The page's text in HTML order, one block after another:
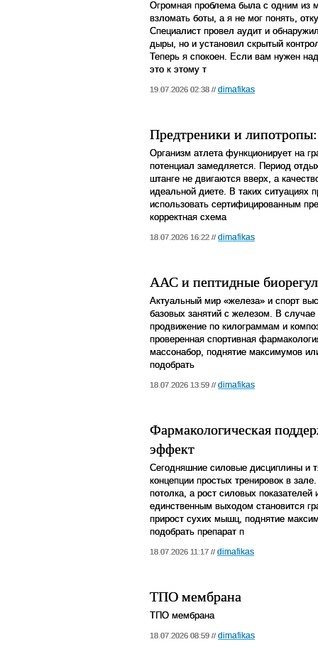
Огромная проблема была с одним из
взломать боты, а я не мог понять,
Специалист провел аудит и
дыры, но и установил скрытый
Теперь я спокоен. Если вам нужен
это к этому т
19.07.2026 02:38 // dimafikas
Предтреники и
Организм атлета функционирует на
потенциал замедляется. Период
штанге не двигаются вверх, а
идеальной диете. В таких ситуациях
использовать сертифицированным
корректная схема
18.07.2026 16:22 // dimafikas
ААС и пептидные
Актуальный мир «железа» и спорт
базовых занятий с железом. В
продвижение по килограммам и
проверенная спортивная
массонабор, поднятие максимумов
подобрать
18.07.2026 13:59 // dimafikas
Фармакологическая
эффект
Сегодняшние силовые дисциплины и
концепции простых тренировок в
потолка, а рост силовых
единственным выходом становится
прирост сухих мышц, поднятие
подобрать препарат п
18.07.2026 11:17 // dimafikas
ТПО мембрана
ТПО мембрана
18.07.2026 08:59 // dimafikas